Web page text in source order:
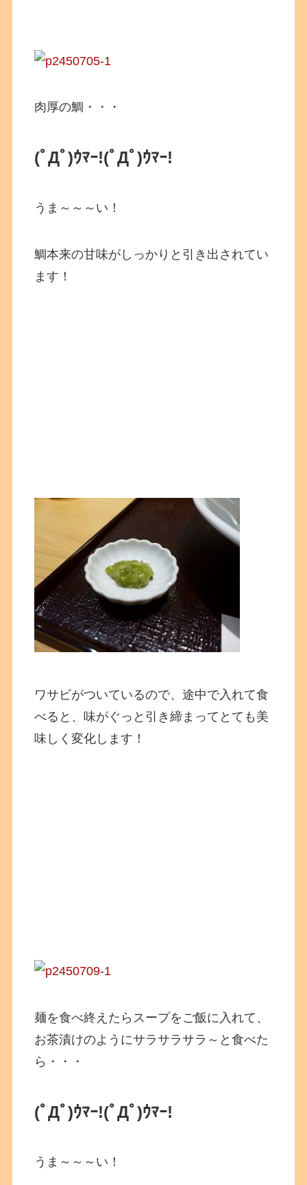
肉厚の鯛・・・
(ﾟДﾟ)ｳﾏｰ!(ﾟДﾟ)ｳﾏｰ!
うま～～～い！
鯛本来の甘味がしっかりと引き出されてい
ます！
ワサビがついているので、途中で入れて食
べると、味がぐっと引き締まってとても美
味しく変化します！
麺を食べ終えたらスープをご飯に入れて、
お茶漬けのようにサラサラサラ～と食べた
ら・・・
(ﾟДﾟ)ｳﾏｰ!(ﾟДﾟ)ｳﾏｰ!
うま～～～い！